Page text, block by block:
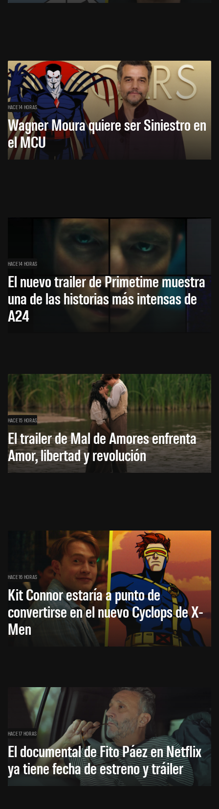
HACE 14 HORAS
Wagner Moura quiere ser Siniestro en
el MCU
HACE 14 HORAS
El nuevo trailer de Primetime muestra
una de las historias más intensas de
A24
HACE 15 HORAS
El trailer de Mal de Amores enfrenta
Amor, libertad y revolución
HACE 16 HORAS
Kit Connor estaría a punto de
convertirse en el nuevo Cyclops de X-
Men
HACE 17 HORAS
El documental de Fito Páez en Netflix
ya tiene fecha de estreno y tráiler